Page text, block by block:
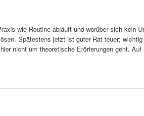
wie Routine abläuft und worüber sich kein
Spätestens jetzt ist guter Rat teuer;
nicht um theoretische Erörterungen geht. Auf